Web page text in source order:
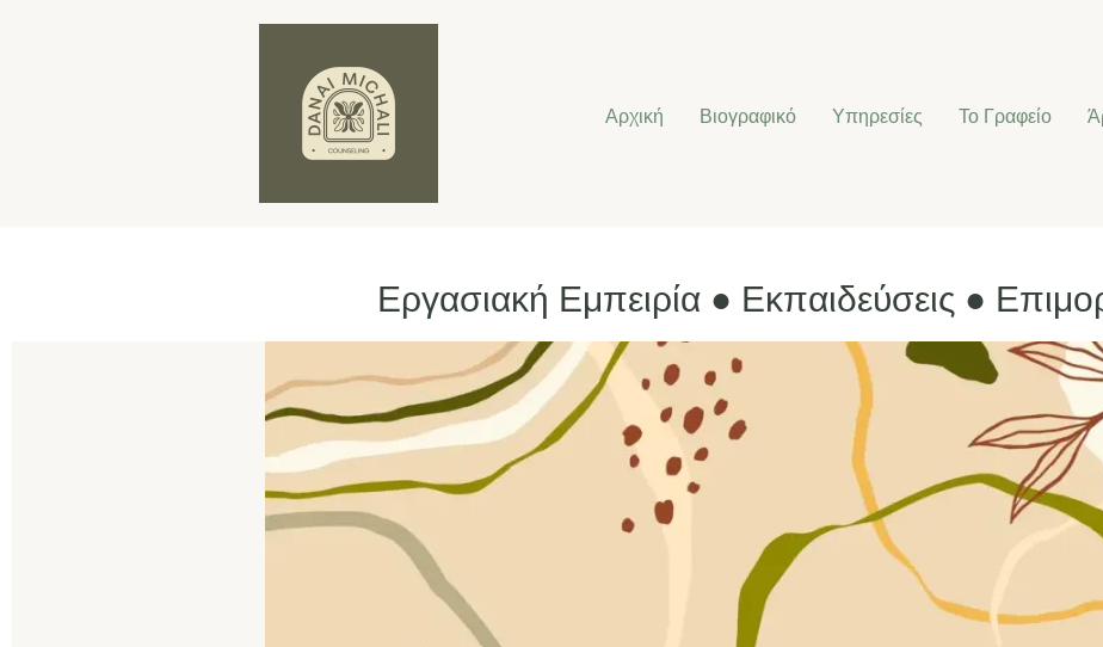
Αρχική Βιογραφικό Υπηρεσίες Το Γραφείο
Εργασιακή Εμπειρία ● Εκπαιδεύσεις ●